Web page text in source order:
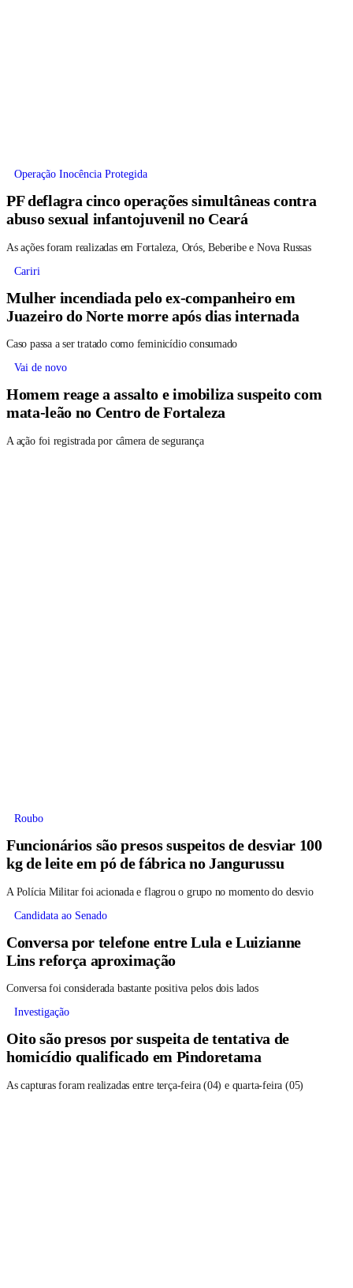
Operação Inocência Protegida
PF deflagra cinco operações simultâneas contra
abuso sexual infantojuvenil no Ceará
As ações foram realizadas em Fortaleza, Orós, Beberibe e Nova Russas
Cariri
Mulher incendiada pelo ex-companheiro em
Juazeiro do Norte morre após dias internada
Caso passa a ser tratado como feminicídio consumado
Vai de novo
Homem reage a assalto e imobiliza suspeito com
mata-leão no Centro de Fortaleza
A ação foi registrada por câmera de segurança
Roubo
Funcionários são presos suspeitos de desviar 100
kg de leite em pó de fábrica no Jangurussu
A Polícia Militar foi acionada e flagrou o grupo no momento do desvio
Candidata ao Senado
Conversa por telefone entre Lula e Luizianne
Lins reforça aproximação
Conversa foi considerada bastante positiva pelos dois lados
Investigação
Oito são presos por suspeita de tentativa de
homicídio qualificado em Pindoretama
As capturas foram realizadas entre terça-feira (04) e quarta-feira (05)